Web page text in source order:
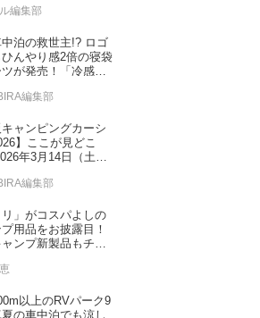
編集部
泊の救世主!? ロゴ
ひんやり感2倍の寝袋
が発売！「冷感・
編集部
キャンピングカーシ
】ここが見どこ
年3月14日（土）
編集部
リ」がコスパよしの
用品をお披露目！
ンプ新製品もチェ
以上のRVパーク9
の車中泊でも涼し